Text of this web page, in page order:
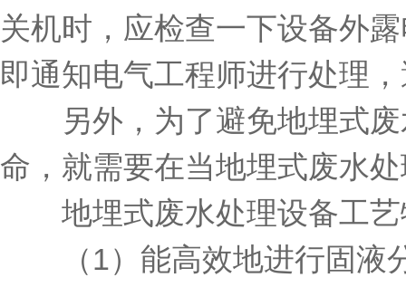
关机时，应检查一下设备外
即通知电气工程师进行处理
另外，为了避免地埋式废
命，就需要在当地埋式废水
地埋式废水处理设备工艺
（1）能高效地进行固液分